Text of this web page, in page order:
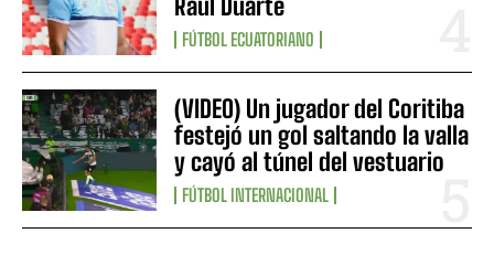
FÚTBOL ECUATORIANO
(VIDEO) Un jugador del Coritiba
festejó un gol saltando la valla
y cayó al túnel del vestuario
FÚTBOL INTERNACIONAL